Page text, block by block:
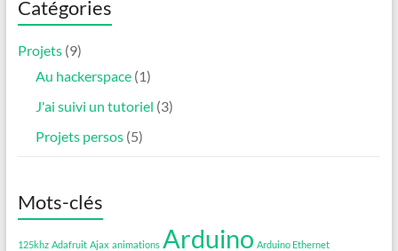
Catégories
Projets(9)
Au hackerspace(1)
J'ai suivi un tutoriel (3)
Projets persos(5)
Mots-clés
125khz Adafruit Ajax animations Arduino Arduino Ethernet